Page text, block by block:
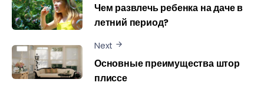
Чем развлечь ребенка на даче в
летний период?
Next
Основные преимущества штор
плиссе